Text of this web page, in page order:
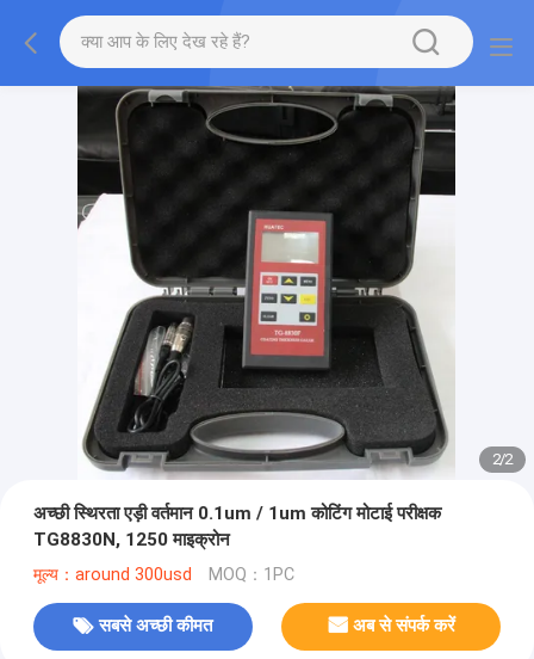
1/2
अच्छी स्थिरता एड़ी वर्तमान 0.1um / 1um कोटिंग मोटाई परीक्षक
TG8830N, 1250 माइक्रोन
मूल्य：around 300usd MOQ：1PC
सबसे अच्छी कीमत अब से संपर्क करें